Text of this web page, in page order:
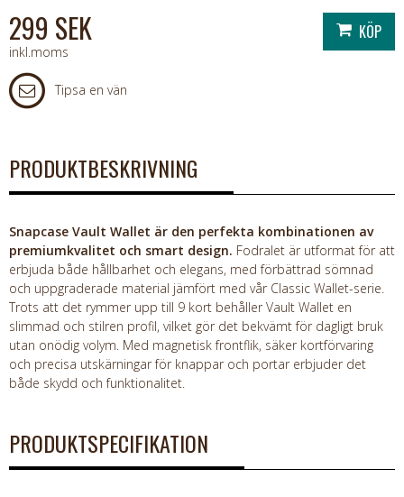
299 SEK
inkl.moms
Tipsa en vän
PRODUKTBESKRIVNING
Snapcase Vault Wallet är den perfekta kombinationen av
premiumkvalitet och smart design. Fodralet är utformat för att
erbjuda både hållbarhet och elegans, med förbättrad sömnad
och uppgraderade material jämfört med vår Classic Wallet-serie.
Trots att det rymmer upp till 9 kort behåller Vault Wallet en
slimmad och stilren profil, vilket gör det bekvämt för dagligt bruk
utan onödig volym. Med magnetisk frontflik, säker kortförvaring
och precisa utskärningar för knappar och portar erbjuder det
både skydd och funktionalitet.
PRODUKTSPECIFIKATION